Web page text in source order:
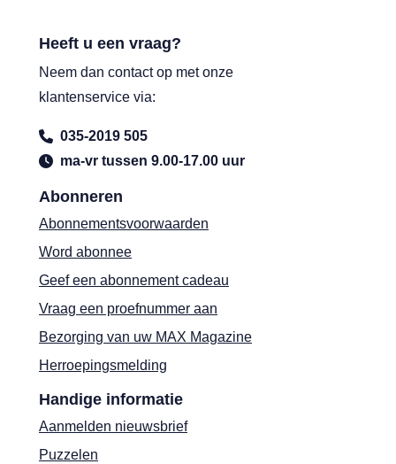
Abonneren
Abonnementsvoorwaarden
Word abonnee
Geef een abonnement cadeau
Vraag een proefnummer aan
Bezorging van uw MAX Magazine
Herroepingsmelding
Handige informatie
Aanmelden nieuwsbrief
Puzzelen
Heeft u een vraag?
Neem dan contact op met onze
klantenservice via:
035-2019 505
ma-vr tussen 9.00-17.00 uur